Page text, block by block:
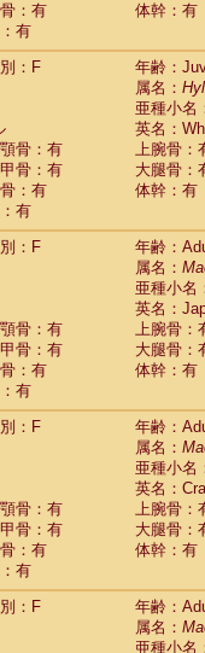
：有
体幹：有
有
：F
年齢：
属名：
亜種小名
英名：
骨：有
上腕骨：
骨：有
大腿骨：
：有
体幹：有
有
：F
年齢：
属名：
亜種小名
英名：
骨：有
上腕骨：
骨：有
大腿骨：
：有
体幹：有
有
：F
年齢：
属名：
亜種小名
英名：
骨：有
上腕骨：
骨：有
大腿骨：
：有
体幹：有
有
：F
年齢：
属名：
亜種小名